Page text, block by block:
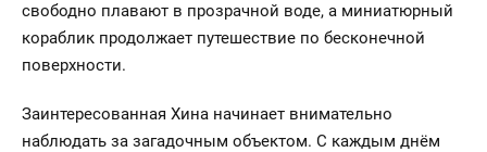
свободно плавают в прозрачной воде, а миниатюрный
кораблик продолжает путешествие по бесконечной
поверхности.
Заинтересованная Хина начинает внимательно
наблюдать за загадочным объектом. С каждым днём